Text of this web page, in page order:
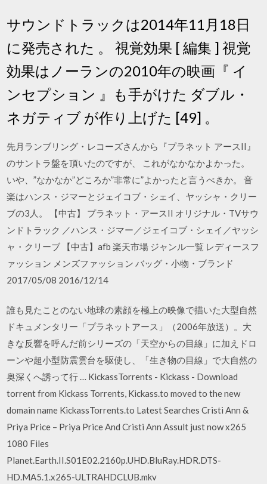
サウンドトラックは2014年11月18日
に発売された 。 視覚効果 [ 編集 ] 視覚
効果はノーランの2010年の映画『 イ
ンセプション 』も手がけた ダブル・
ネガティブ が作り上げた [49] 。
先月ランブリング・レコーズさんから『プラネット アースII』
のサントラ盤を頂いたのですが、 これがなかなかよかった。
いや、”なかなか”どころか”非常に”よかったと言うべきか。 音
楽はハンス・ジマーとジェイコブ・シェイ、ヤッシャ・クリー
ブの3人。 【中古】 プラネット・アースII オリジナル・TVサウ
ンドトラック ／ハンス・ジマー／ジェイコブ・シェイ／ヤッシ
ャ・クリーブ 【中古】afb 楽天市場 ジャンル一覧 レディースフ
ァッション メンズファッション バッグ・小物・ブランド
2017/05/08 2016/12/14
誰も見たことのない地球の素顔を極上の映像で描いた大型自然
ドキュメンタリー「プラネットアース」（2006年放送）。大
きな反響を呼んだ前シリーズの「天空からの目線」に加えドロ
ーンや超小型防震雲台を駆使し、「生き物の目線」で大自然の
奥深くへ誘って行 … KickassTorrents - Kickass - Download
torrent from Kickass Torrents, Kickass.to moved to the new
domain name KickassTorrents.to Latest Searches Cristi Ann &
Priya Price – Priya Price And Cristi Ann Assult just now x265
1080 Files
Planet.Earth.II.S01E02.2160p.UHD.BluRay.HDR.DTS-
HD.MA5.1.x265-ULTRAHDCLUB.mkv